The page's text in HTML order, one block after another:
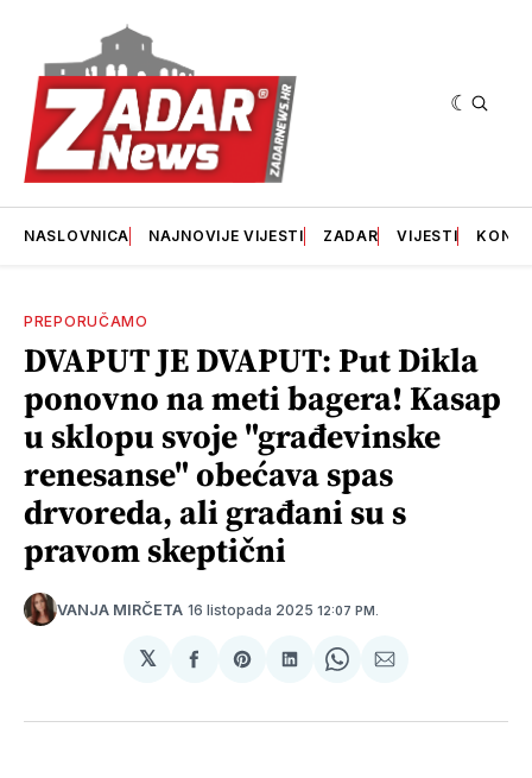
NASLOVNICA NAJNOVIJE VIJESTI ZADAR VIJESTI
PREPORUČAMO
DVAPUT JE DVAPUT: Put Dikla
ponovno na meti bagera! Kasap
u sklopu svoje "građevinske
renesanse" obećava spas
drvoreda, ali građani su s
pravom skeptični
VANJA MIRČETA 16 listopada 2025 12:07 PM.
𝕏
podijeliSharepodijeliSharepodijeli